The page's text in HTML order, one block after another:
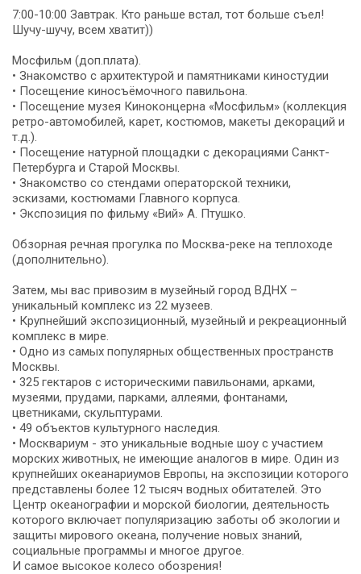
7:00-10:00 Завтрак. Кто раньше встал, тот больше съел!
Шучу-шучу, всем хватит))
Мосфильм (доп.плата).
• Знакомство с архитектурой и памятниками киностудии
• Посещение киносъёмочного павильона.
• Посещение музея Киноконцерна «Мосфильм» (коллекция
ретро-автомобилей, карет, костюмов, макеты декораций и
т.д.).
• Посещение натурной площадки с декорациями Санкт-
Петербурга и Старой Москвы.
• Знакомство со стендами операторской техники,
эскизами, костюмами Главного корпуса.
• Экспозиция по фильму «Вий» А. Птушко.
Обзорная речная прогулка по Москва-реке на теплоходе
(дополнительно).
Затем, мы вас привозим в музейный город ВДНХ –
уникальный комплекс из 22 музеев.
• Крупнейший экспозиционный, музейный и рекреационный
комплекс в мире.
• Одно из самых популярных общественных пространств
Москвы.
• 325 гектаров с историческими павильонами, арками,
музеями, прудами, парками, аллеями, фонтанами,
цветниками, скульптурами.
• 49 объектов культурного наследия.
• Москвариум - это уникальные водные шоу с участием
морских животных, не имеющие аналогов в мире. Один из
крупнейших океанариумов Европы, на экспозиции которого
представлены более 12 тысяч водных обитателей. Это
Центр океанографии и морской биологии, деятельность
которого включает популяризацию заботы об экологии и
защиты мирового океана, получение новых знаний,
социальные программы и многое другое.
И самое высокое колесо обозрения!